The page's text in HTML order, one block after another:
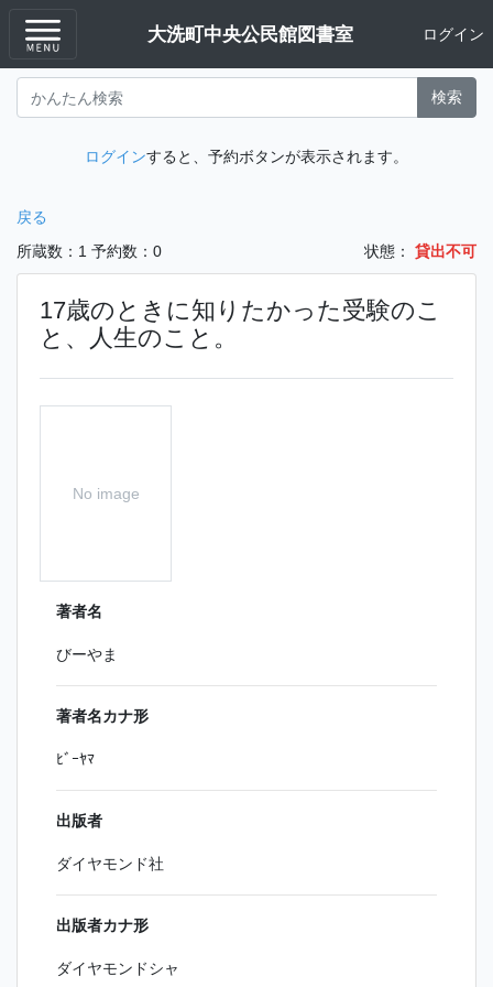
大洗町中央公民館図書室 ログイン
検索
ログインすると、予約ボタンが表示されます。
戻る
所蔵数：1 予約数：0 状態： 貸出不可
17歳のときに知りたかった受験のこ
と、人生のこと。
No image
著者名
びーやま
著者名カナ形
ﾋﾞｰﾔﾏ
出版者
ダイヤモンド社
出版者カナ形
ダイヤモンドシャ